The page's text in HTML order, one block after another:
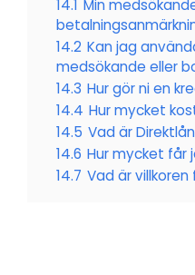
14.1 Min
14.2 Kan jag
medsökande eller
14.3 Hur gör ni en
14.4 Hur mycket
14.5 Vad är
14.6 Hur mycket får
14.7 Vad är